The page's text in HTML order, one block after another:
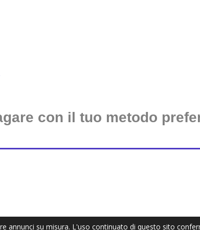
annunci su misura. L'uso continuato di questo sito
con il tuo metodo